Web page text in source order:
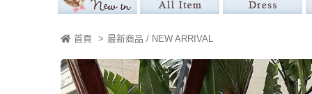
首頁 > 最新商品 / NEW ARRIVAL